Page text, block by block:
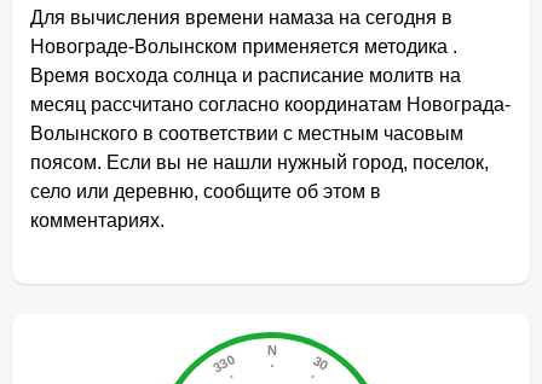
Для вычисления времени намаза на сегодня в
Новограде-Волынском применяется методика .
Время восхода солнца и расписание молитв на
месяц рассчитано согласно координатам Новограда-
Волынского в соответствии с местным часовым
поясом. Если вы не нашли нужный город, поселок,
село или деревню, сообщите об этом в
комментариях.